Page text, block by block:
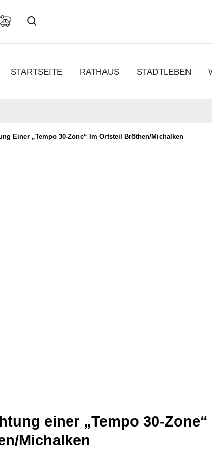
STARTSEITE RATHAUS STADTLEBEN
Einer „Tempo 30-Zone“ Im Ortsteil Bröthen/Michalken
einer „Tempo 30-
Michalken